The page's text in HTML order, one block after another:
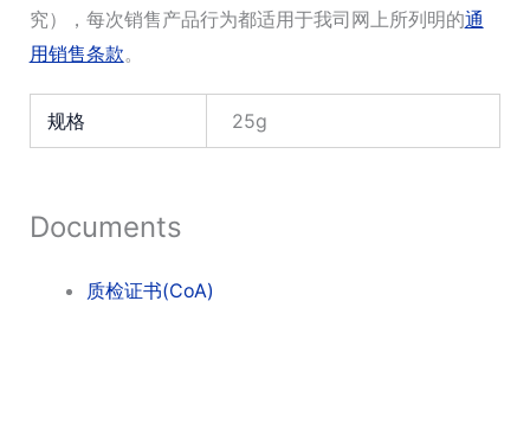
究），每次销售产品行为都适用于我司网上所列明的通
用销售条款。
规格 25g
Documents
质检证书(CoA)